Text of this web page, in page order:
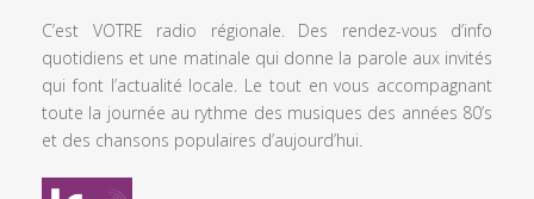
C’est VOTRE radio régionale. Des rendez-vous d’info
quotidiens et une matinale qui donne la parole aux invités
qui font l’actualité locale. Le tout en vous accompagnant
toute la journée au rythme des musiques des années 80’s
et des chansons populaires d’aujourd’hui.